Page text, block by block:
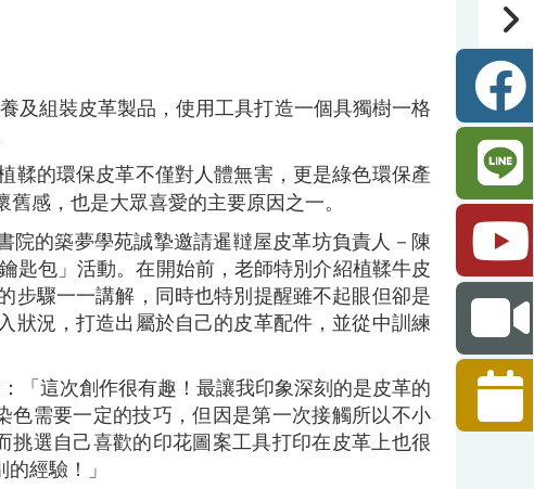
及組裝皮革製品，使用工具打造一個具獨樹一格
鞣的環保皮革不僅對人體無害，更是綠色環保產
感，也是大眾喜愛的主要原因之一。
院的築夢學苑誠摯邀請暹韃屋皮革坊負責人－陳
匙包」活動。在開始前，老師特別介紹植鞣牛皮
步驟一一講解，同時也特別提醒雖不起眼但卻是
狀況，打造出屬於自己的皮革配件，並從中訓練
「這次創作很有趣！最讓我印象深刻的是皮革的
色需要一定的技巧，但因是第一次接觸所以不小
挑選自己喜歡的印花圖案工具打印在皮革上也很
經驗！」